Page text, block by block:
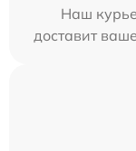
Наш
доставит